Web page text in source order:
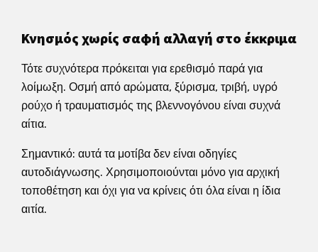
Κνησμός χωρίς σαφή αλλαγή στο έκκριμα
Τότε συχνότερα πρόκειται για ερεθισμό παρά για
λοίμωξη. Οσμή από αρώματα, ξύρισμα, τριβή, υγρό
ρούχο ή τραυματισμός της βλεννογόνου είναι συχνά
αίτια.
Σημαντικό: αυτά τα μοτίβα δεν είναι οδηγίες
αυτοδιάγνωσης. Χρησιμοποιούνται μόνο για αρχική
τοποθέτηση και όχι για να κρίνεις ότι όλα είναι η ίδια
αιτία.